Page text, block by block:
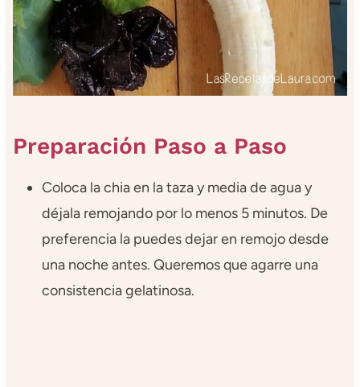
Preparación Paso a Paso
Coloca la chia en la taza y media de agua y
déjala remojando por lo menos 5 minutos. De
preferencia la puedes dejar en remojo desde
una noche antes. Queremos que agarre una
consistencia gelatinosa.